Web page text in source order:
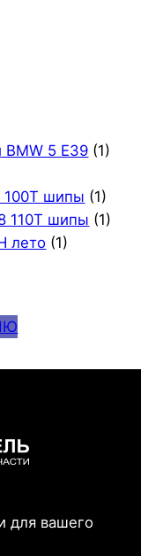
BMW 5 E39 (1)
100T шипы (1)
110T шипы (1)
лето (1)
для вашего